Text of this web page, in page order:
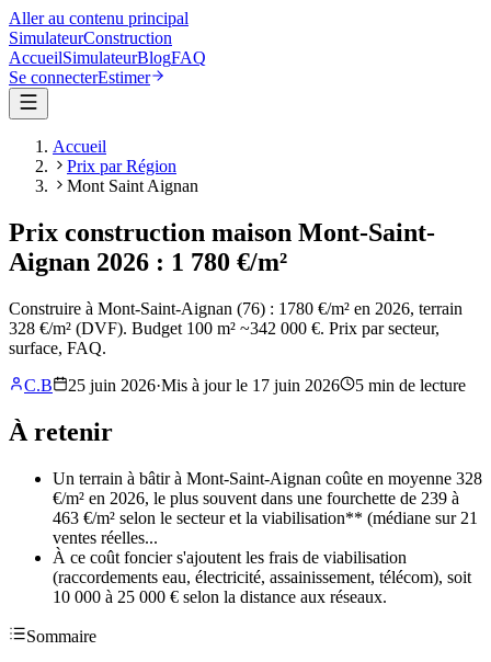
Aller au contenu principal
SimulateurConstruction
AccueilSimulateurBlogFAQ
Se connecterEstimer
Accueil
Prix par Région
Mont Saint Aignan
Prix construction maison Mont-Saint-
Aignan 2026 : 1 780 €/m²
Construire à Mont-Saint-Aignan (76) : 1780 €/m² en 2026, terrain
328 €/m² (DVF). Budget 100 m² ~342 000 €. Prix par secteur,
surface, FAQ.
C.B
25 juin 2026·Mis à jour le 17 juin 2026 5 min de lecture
À retenir
Un terrain à bâtir à Mont-Saint-Aignan coûte en moyenne 328
€/m² en 2026, le plus souvent dans une fourchette de 239 à
463 €/m² selon le secteur et la viabilisation** (médiane sur 21
ventes réelles...
À ce coût foncier s'ajoutent les frais de viabilisation
(raccordements eau, électricité, assainissement, télécom), soit
10 000 à 25 000 € selon la distance aux réseaux.
Sommaire